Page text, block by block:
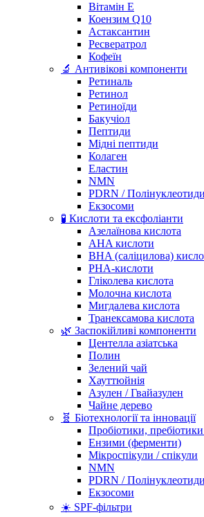
Вітамін Е
Коензим Q10
Астаксантин
Ресвератрол
Кофеїн
🔬 Антивікові компоненти
Ретиналь
Ретинол
Ретиноїди
Бакучіол
Пептиди
Мідні пептиди
Колаген
Еластин
NMN
PDRN / Полінуклеотиди
Екзосоми
🧪 Кислоти та ексфоліанти
Азелаїнова кислота
AHA кислоти
BHA (саліцилова)
PHA-кислоти
Гліколева кислота
Молочна кислота
Мигдалева кислота
Транексамова кислота
🌿 Заспокійливі компоненти
Центелла азіатська
Полин
Зелений чай
Хауттюйнія
Азулен / Гвайазулен
Чайне дерево
🧬 Біотехнології та інновації
Пробіотики,
Ензими (ферменти)
Мікроспікули / спікули
NMN
PDRN / Полінуклеотиди
Екзосоми
☀️ SPF-фільтри